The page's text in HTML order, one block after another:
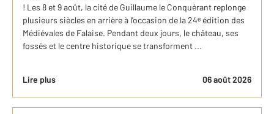
! Les 8 et 9 août, la cité de Guillaume le Conquérant replonge
plusieurs siècles en arrière à l'occasion de la 24ᵉ édition des
Médiévales de Falaise. Pendant deux jours, le château, ses
fossés et le centre historique se transforment ...
Lire plus 06 août 2026